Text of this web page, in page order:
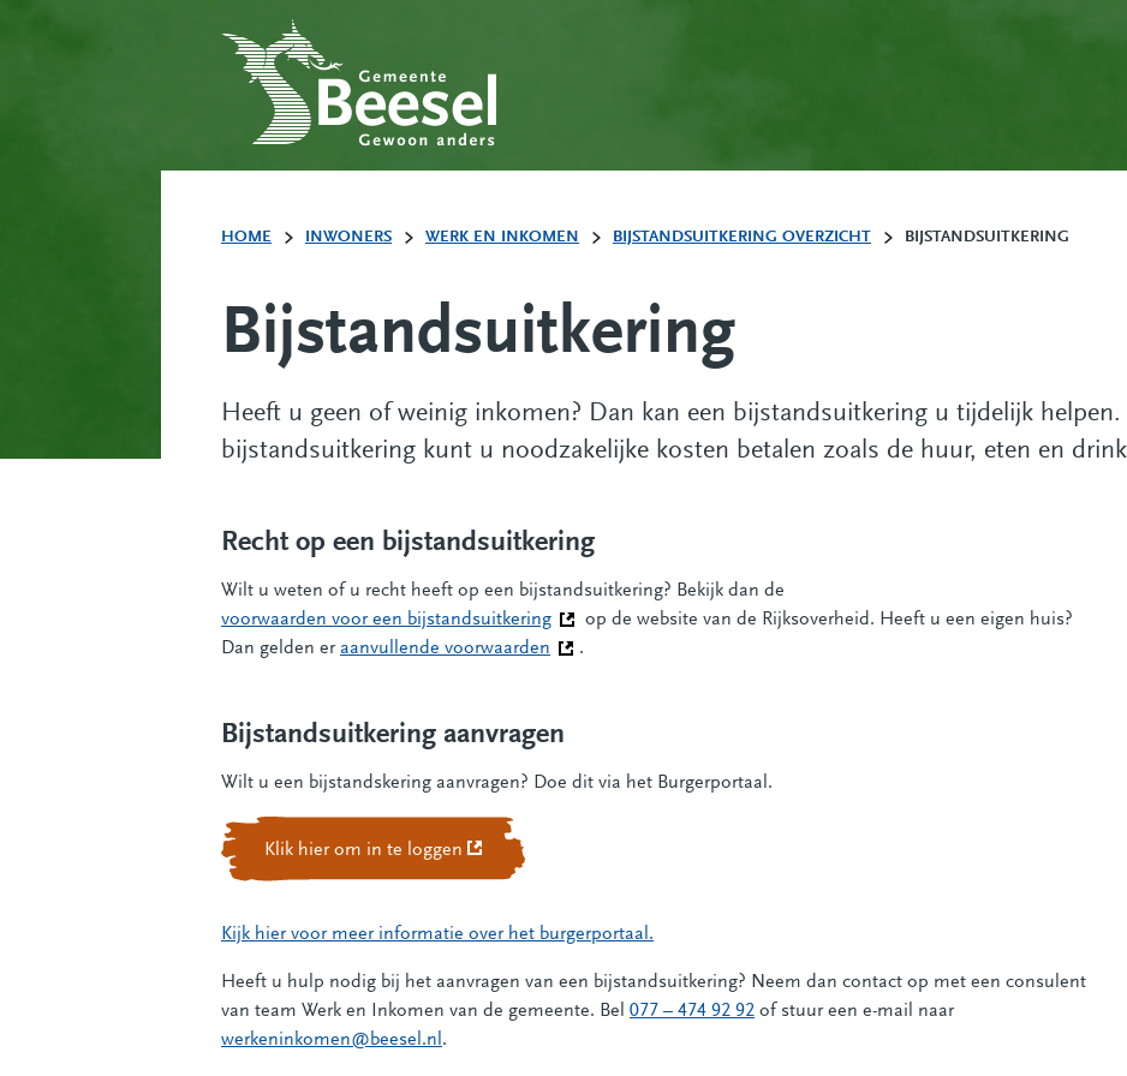
HOME INWONERS WERK EN INKOMEN BIJSTANDSUITKERING OVERZICHT BIJSTANDSUITKERING
Bijstandsuitkering
Heeft u geen of weinig inkomen? Dan kan een bijstandsuitkering u tijdelijk helpen.
bijstandsuitkering kunt u noodzakelijke kosten betalen zoals de huur, eten en
Recht op een bijstandsuitkering
Wilt u weten of u recht heeft op een bijstandsuitkering? Bekijk dan de
voorwaarden voor een bijstandsuitkering (Deze link gaat naar een andere website)
op de website van de Rijksoverheid. Heeft u een eigen huis?
Dan gelden er aanvullende voorwaarden (Deze link gaat naar een andere website)
.
Bijstandsuitkering aanvragen
Wilt u een bijstandskering aanvragen? Doe dit via het Burgerportaal.
Klik hier om in te loggen (Deze link gaat naar een externe website)
Kijk hier voor meer informatie over het burgerportaal.
Heeft u hulp nodig bij het aanvragen van een bijstandsuitkering? Neem dan contact op met een consulent
van team Werk en Inkomen van de gemeente. Bel 077 – 474 92 92 of stuur een e-mail naar
werkeninkomen@beesel.nl.